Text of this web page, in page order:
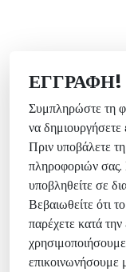
ΕΓΓΡΑΦΉ!
Συμπληρώστε τη
να
Πριν υποβάλετε
πληροφοριών σας.
υποβληθείτε σε
Βεβαιωθείτε ότι
παρέχετε κατά
επικοινωνήσουμε